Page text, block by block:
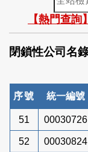
站
檢
索
【熱門查
閉鎖性公司名
序號 統一編號
51 00030726
52 00030824